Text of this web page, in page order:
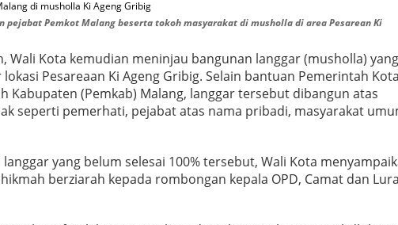
A
G
N
G
G
R
I
pejabat Pemkot Malang beserta tokoh masyarakat di musholla di area Pesarean Ki
Wali Kota kemudian meninjau bangunan langgar (musholla) yang
Pesareaan Ki Ageng Gribig. Selain bantuan Pemerintah Kota
Kabupaten (Pemkab) Malang, langgar tersebut dibangun atas
seperti pemerhati, pejabat atas nama pribadi, masyarakat
yang belum selesai 100% tersebut, Wali Kota
berziarah kepada rombongan kepala OPD, Camat dan